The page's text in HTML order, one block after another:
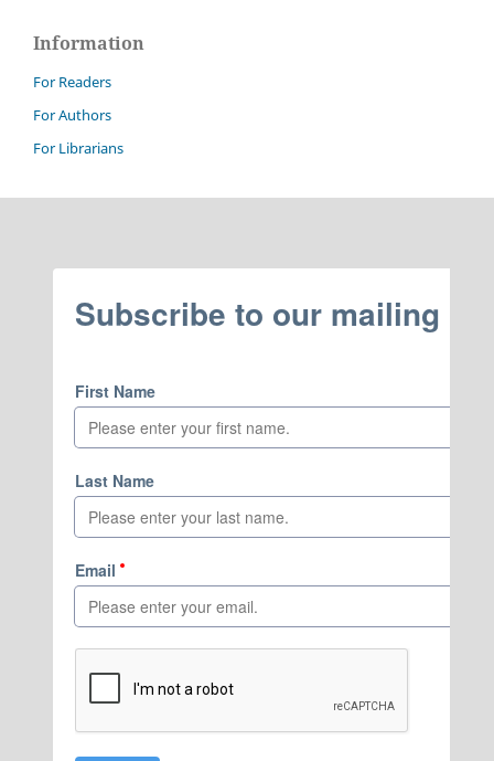
Information
For Readers
For Authors
For Librarians